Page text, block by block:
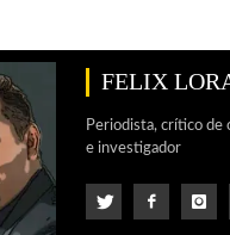
FELIX
Periodista, crítico de
e investigador